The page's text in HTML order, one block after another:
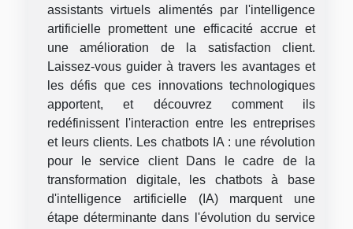
assistants virtuels alimentés par l'intelligence
artificielle promettent une efficacité accrue et
une amélioration de la satisfaction client.
Laissez-vous guider à travers les avantages et
les défis que ces innovations technologiques
apportent, et découvrez comment ils
redéfinissent l'interaction entre les entreprises
et leurs clients. Les chatbots IA : une révolution
pour le service client Dans le cadre de la
transformation digitale, les chatbots à base
d'intelligence artificielle (IA) marquent une
étape déterminante dans l'évolution du service